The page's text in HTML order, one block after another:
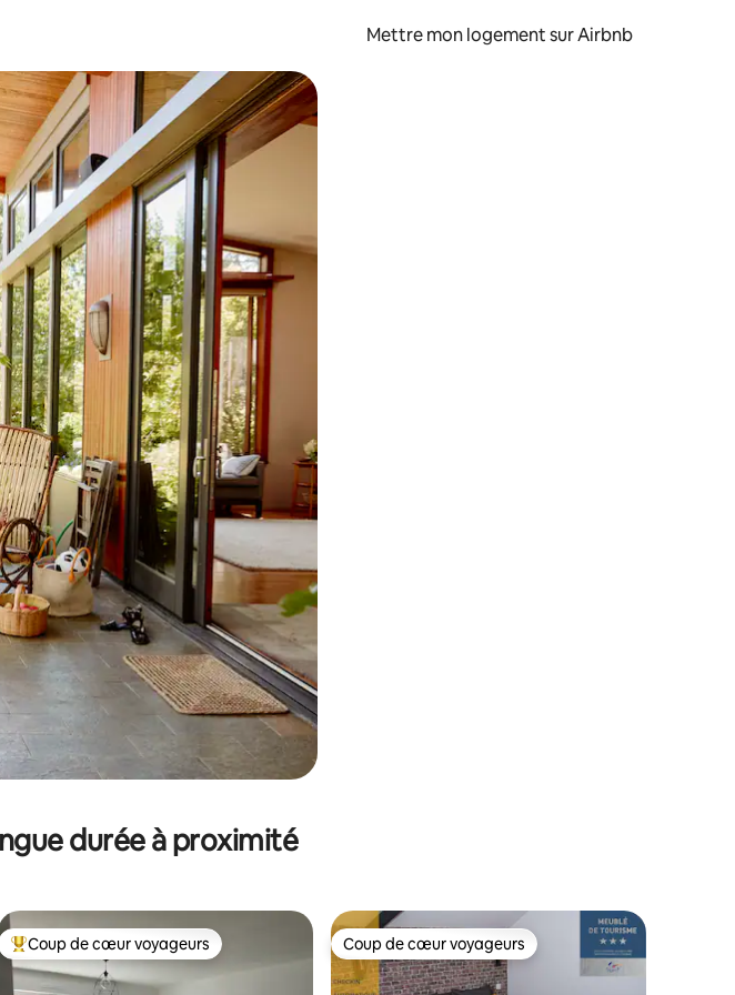
Mettre mon logement sur Airbnb
ou en appuyant et en faisant glisser.
durée à proximité
Coups de cœur voyageurs les plus appréciés
Coup de cœur voyageurs Coup de cœur voyageurs
Coup de cœur voyageurs